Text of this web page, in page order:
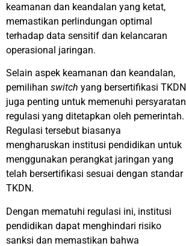
keamanan dan keandalan yang ketat,
memastikan perlindungan optimal
terhadap data sensitif dan kelancaran
operasional jaringan.
Selain aspek keamanan dan keandalan,
pemilihan switch yang bersertifikasi TKDN
juga penting untuk memenuhi persyaratan
regulasi yang ditetapkan oleh pemerintah.
Regulasi tersebut biasanya
mengharuskan institusi pendidikan untuk
menggunakan perangkat jaringan yang
telah bersertifikasi sesuai dengan standar
TKDN.
Dengan mematuhi regulasi ini, institusi
pendidikan dapat menghindari risiko
sanksi dan memastikan bahwa